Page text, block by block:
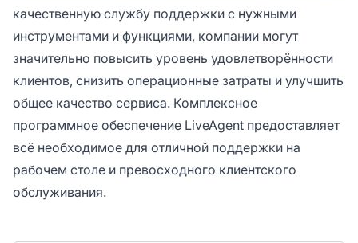
качественную службу поддержки с нужными
инструментами и функциями, компании могут
значительно повысить уровень удовлетворённости
клиентов, снизить операционные затраты и улучшить
общее качество сервиса. Комплексное
программное обеспечение LiveAgent предоставляет
всё необходимое для отличной поддержки на
рабочем столе и превосходного клиентского
обслуживания.